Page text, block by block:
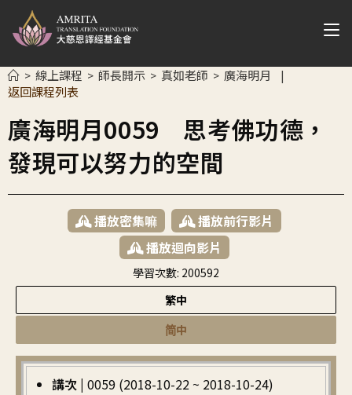
> 線上課程 > 師長開示 > 真如老師 > 廣海明月 |
返回課程列表
廣海明月0059 思考佛功德，
發現可以努力的空間
播放密集嘛
播放前行影片
播放迴向影片
學習次數: 200592
繁中
简中
講次 | 0059 (2018-10-22 ~ 2018-10-24)